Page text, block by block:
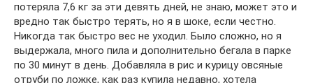
потеряла 7,6 кг за эти девять дней, не знаю, может это и
вредно так быстро терять, но я в шоке, если честно.
Никогда так быстро вес не уходил. Было сложно, но я
выдержала, много пила и дополнительно бегала в парке
по 30 минут в день. Добавляла в рис и курицу овсяные
отруби по ложке, как раз купила недавно, хотела